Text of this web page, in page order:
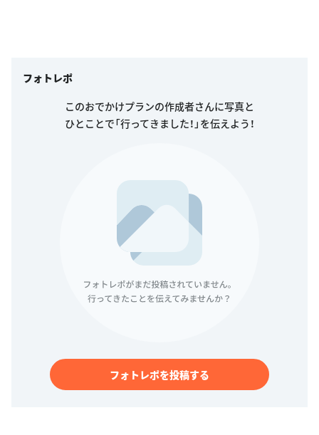
フォトレポ
このおでかけプランの作成者さんに写真と
ひとことで「行ってきました！」を伝えよう！
フォトレポを投稿する